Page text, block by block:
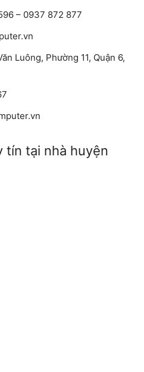
– 0937 872 877
Luông, Phường 11, Quận 6,
tín tại nhà huyện